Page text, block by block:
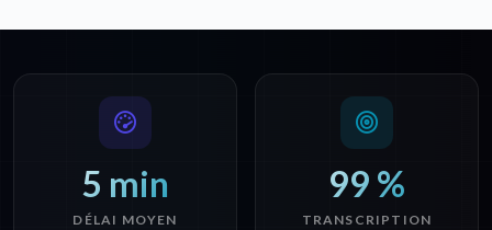
5 min
DÉLAI MOYEN
99 %
TRANSCRIPTION